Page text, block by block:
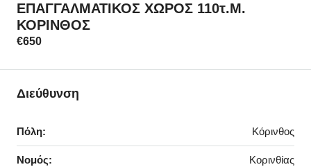
ΕΠΑΓΓΑΛΜΑΤΙΚΟΣ ΧΩΡΟΣ 110τ.μ.
ΚΟΡΙΝΘΟΣ
€650
Διεύθυνση
Πόλη: Κόρινθος
Νομός: Κορινθίας